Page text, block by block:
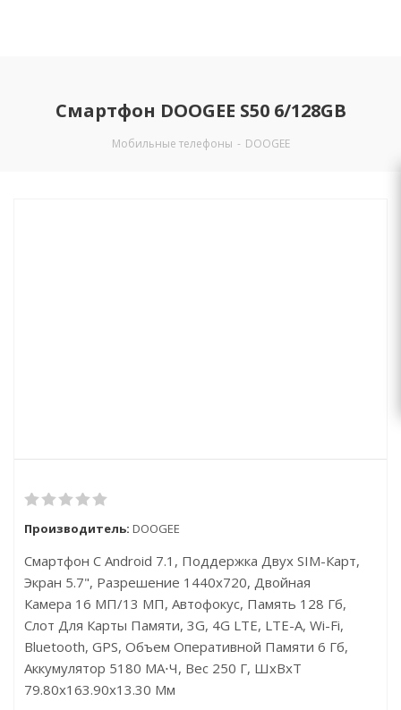
Смартфон DOOGEE S50 6/128GB
Мобильные телефоны - DOOGEE
Производитель: DOOGEE
Смартфон С Android 7.1, Поддержка Двух SIM-Карт,
Экран 5.7", Разрешение 1440x720, Двойная
Камера 16 МП/13 МП, Автофокус, Память 128 Гб,
Слот Для Карты Памяти, 3G, 4G LTE, LTE-A, Wi-Fi,
Bluetooth, GPS, Объем Оперативной Памяти 6 Гб,
Аккумулятор 5180 МА⋅ч, Вес 250 Г, ШxВxТ
79.80x163.90x13.30 Мм